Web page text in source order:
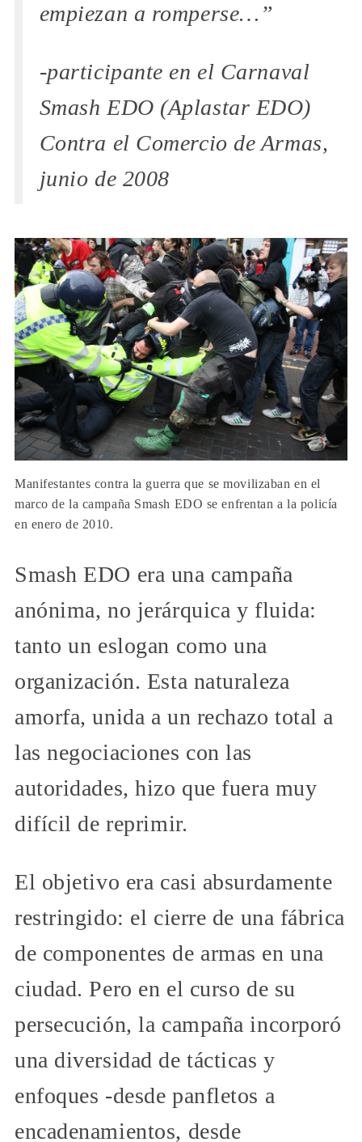
empiezan a romperse…”
-participante en el Carnaval
Smash EDO (Aplastar EDO)
Contra el Comercio de Armas,
junio de 2008
Manifestantes contra la guerra que se movilizaban en el
marco de la campaña Smash EDO se enfrentan a la policía
en enero de 2010.
Smash EDO era una campaña
anónima, no jerárquica y fluida:
tanto un eslogan como una
organización. Esta naturaleza
amorfa, unida a un rechazo total a
las negociaciones con las
autoridades, hizo que fuera muy
difícil de reprimir.
El objetivo era casi absurdamente
restringido: el cierre de una fábrica
de componentes de armas en una
ciudad. Pero en el curso de su
persecución, la campaña incorporó
una diversidad de tácticas y
enfoques -desde panfletos a
encadenamientos, desde